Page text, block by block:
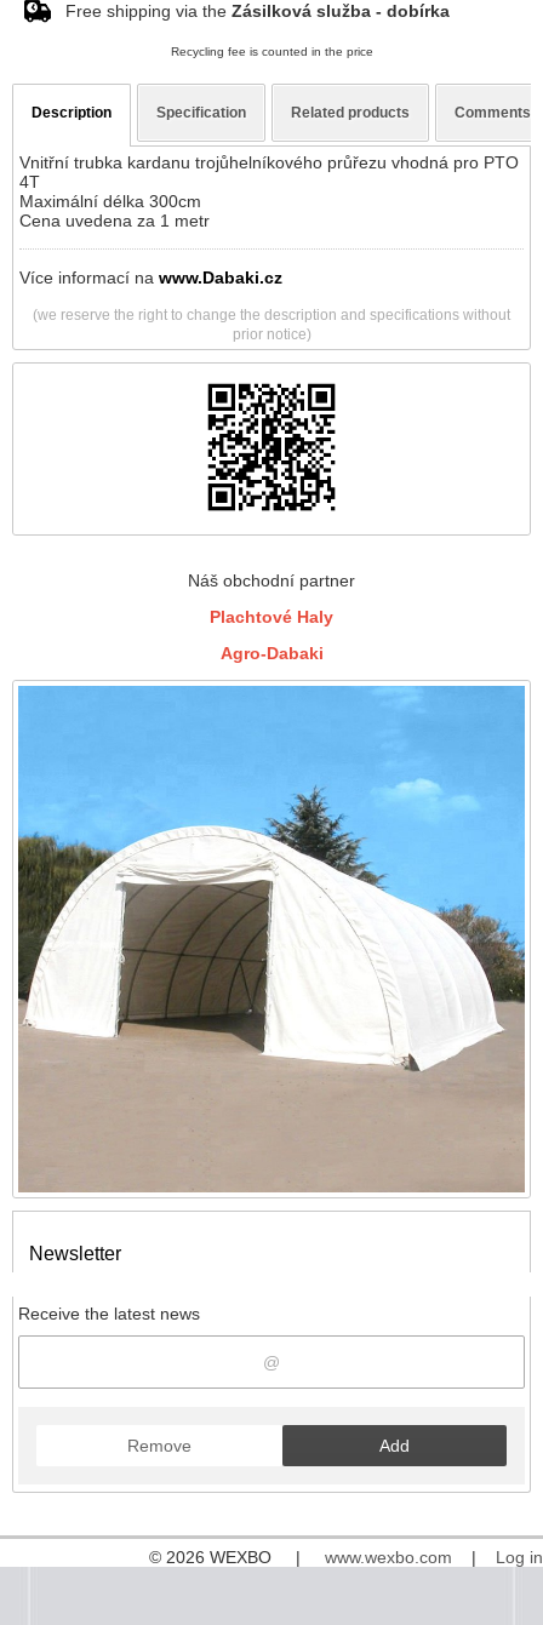
Náš obchodní partner
Plachtové Haly
Agro-Dabaki
Free shipping via the Zásilková služba - dobírka
Recycling fee is counted in the price
Description Specification Related products Comments
Vnitřní trubka kardanu trojůhelníkového průřezu vhodná pro PTO
4T
Maximální délka 300cm
Cena uvedena za 1 metr
Více informací na www.Dabaki.cz
(we reserve the right to change the description and specifications without
prior notice)
Newsletter
Receive the latest news
Remove Add
© 2026 WEXBO | www.wexbo.com | Log in